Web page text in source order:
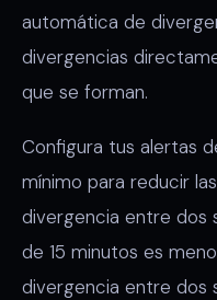
automática de
divergencias
que se forman.
Configura tus alertas
mínimo para reducir
divergencia entre dos
de 15 minutos es
divergencia entre dos